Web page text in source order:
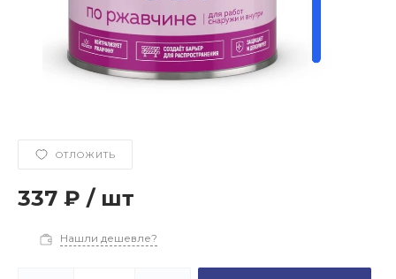
ОТЛОЖИТЬ
337 ₽ / шт
Нашли дешевле?